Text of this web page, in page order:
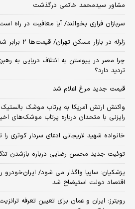
مشاور سیدمحمد خاتمی درگذشت
سربازان فراری بخوانند/ آیا معافیت در راه
زلزله در بازار مسکن تهران/ قیمت‌ها ۲ برابر شد، خریدار ناپدید شد
چرا مصر در پیوستن به ائتلاف دریایی به
تردید دارد؟
قیمت جدید مرغ اعلام شد
واکنش ارتش آمریکا به پرتاب موشک
رایزنی با متحدان درباره پرتاب موشک‌های
خانواده شهید لاریجانی ادعای سردار کوثری
توئیت جدید محسن رضایی درباره بازشدن
پزشکیان: سایپا واگذار می شود/ ایران‌خودرو
اقتصاد دولت استیضاح شد